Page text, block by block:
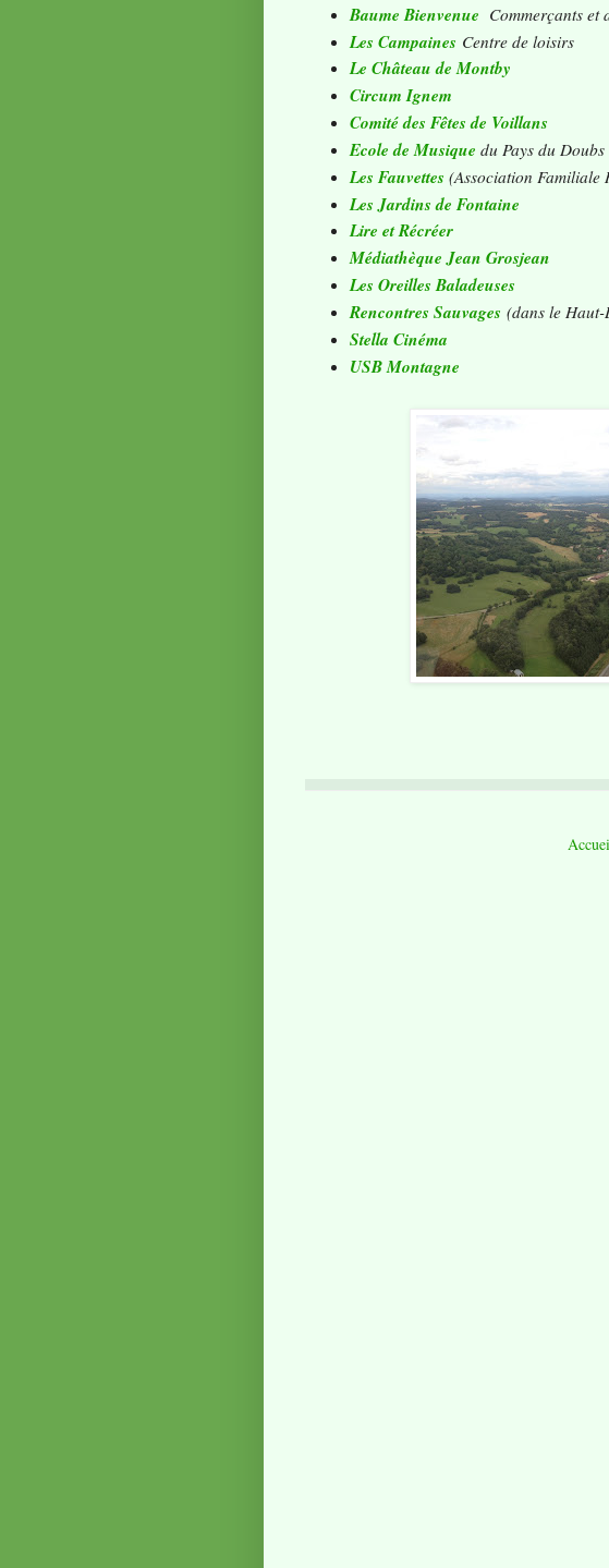
Baume Bienvenue Commerçants et
Les Campaines Centre de loisirs
Le Château de Montby
Circum Ignem
Comité des Fêtes de Voillans
Ecole de Musique du Pays du
Les Fauvettes (Association Familiale
Les Jardins de Fontaine
Lire et Récréer
Médiathèque Jean Grosjean
Les Oreilles Baladeuses
Rencontres Sauvages (dans le
Stella Cinéma
USB Montagne